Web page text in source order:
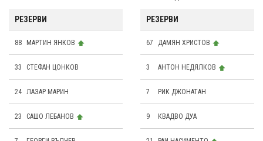
РЕЗЕРВИ
88 МАРТИН ЯНКОВ
33 СТЕФАН ЦОНКОВ
24 ЛАЗАР МАРИН
23 САШО ЛЕБАНОВ
РЕЗЕРВИ
67 ДАМЯН ХРИСТОВ
3 АНТОН НЕДЯЛКОВ
7 РИК ДЖОНАТАН
9 КВАДВО ДУА